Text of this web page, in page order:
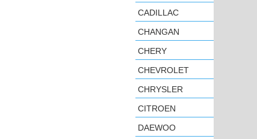
CADILLAC
CHANGAN
CHERY
CHEVROLET
CHRYSLER
CITROEN
DAEWOO